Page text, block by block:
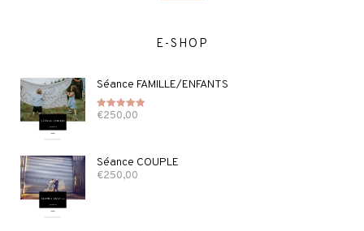
E-SHOP
Séance FAMILLE/ENFANTS
Note5.00
€250,00
Séance COUPLE
€250,00